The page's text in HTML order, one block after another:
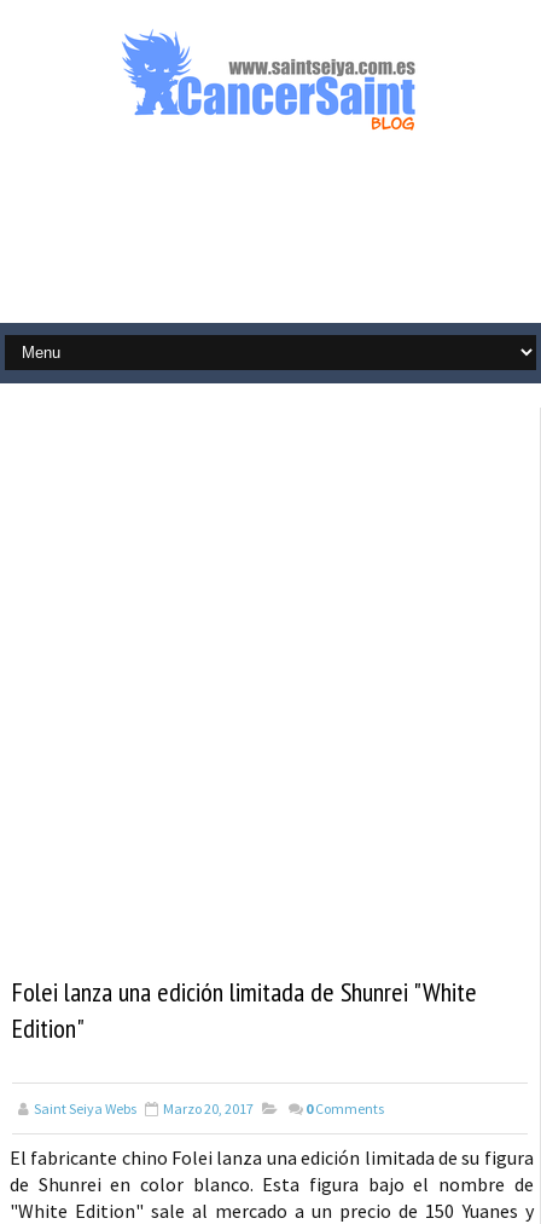
Folei lanza una edición limitada de Shunrei "White
Edition"
Saint Seiya Webs Marzo 20, 2017 0 Comments
El fabricante chino Folei lanza una edición limitada de su figura
de Shunrei en color blanco. Esta figura bajo el nombre de
"White Edition" sale al mercado a un precio de 150 Yuanes y